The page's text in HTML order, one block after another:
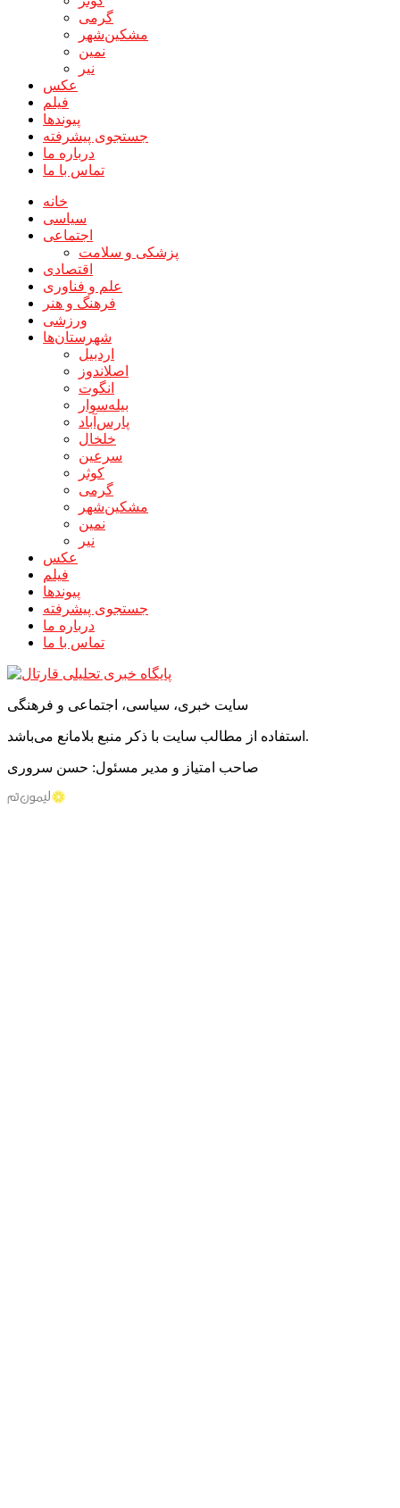
گرمی
مشکین‌شهر
نمین
نیر
عکس
فیلم
پیوندها
جستجوی پیشرفته
درباره ما
تماس با ما
خانه
سیاسی
اجتماعی
پزشکی و سلامت
اقتصادی
علم و فناوری
فرهنگ و هنر
ورزشی
شهرستان‌ها
اردبیل
اصلاندوز
انگوت
بیله‌سوار
پارس‌آباد
خلخال
سرعین
کوثر
گرمی
مشکین‌شهر
نمین
نیر
عکس
فیلم
پیوندها
جستجوی پیشرفته
درباره ما
تماس با ما
سایت خبری، سیاسی، اجتماعی و فرهنگی
استفاده از مطالب سایت با ذکر منبع بلامانع می‌باشد.
صاحب امتیاز و مدیر مسئول: حسن سروری